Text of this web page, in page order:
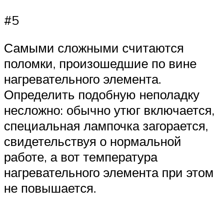
#5
Самыми сложными считаются
поломки, произошедшие по вине
нагревательного элемента.
Определить подобную неполадку
несложно: обычно утюг включается,
специальная лампочка загорается,
свидетельствуя о нормальной
работе, а вот температура
нагревательного элемента при этом
не повышается.